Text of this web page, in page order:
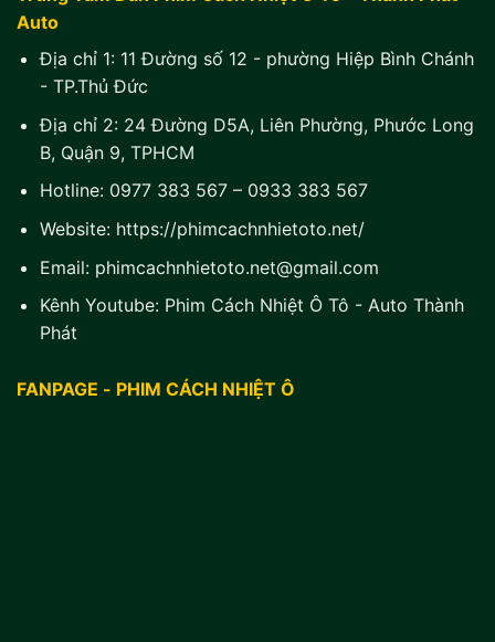
Auto
Địa chỉ 1: 11 Đường số 12 - phường Hiệp Bình Chánh
- TP.Thủ Đức
Địa chỉ 2: 24 Đường D5A, Liên Phường, Phước Long
B, Quận 9, TPHCM
Hotline: 0977 383 567– 0933 383 567
Website: https://phimcachnhietoto.net/
Email: phimcachnhietoto.net@gmail.com
Kênh Youtube: Phim Cách Nhiệt Ô Tô - Auto Thành
Phát
FANPAGE - PHIM CÁCH NHIỆT Ô